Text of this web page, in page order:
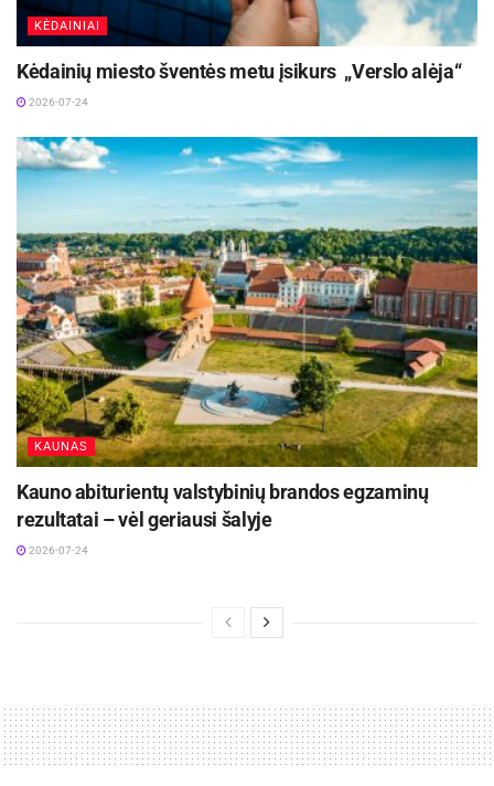
KĖDAINIAI
Kėdainių miesto šventės metu įsikurs „Verslo alėja“
2026-07-24
KAUNAS
Kauno abiturientų valstybinių brandos egzaminų
rezultatai – vėl geriausi šalyje
2026-07-24